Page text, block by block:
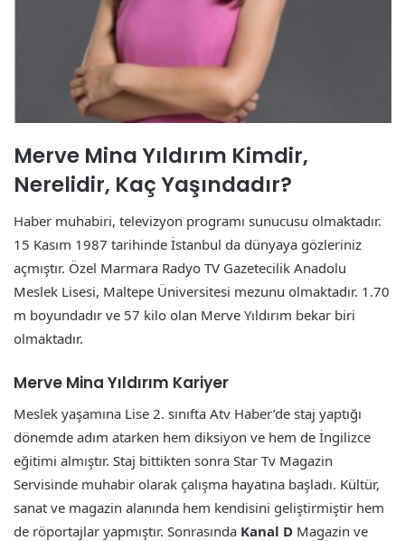
Merve Mina Yıldırım Kimdir,
Nerelidir, Kaç Yaşındadır?
Haber muhabiri, televizyon programı sunucusu olmaktadır.
15 Kasım 1987 tarihinde İstanbul da dünyaya gözleriniz
açmıştır. Özel Marmara Radyo TV Gazetecilik Anadolu
Meslek Lisesi, Maltepe Üniversitesi mezunu olmaktadır. 1.70
m boyundadır ve 57 kilo olan Merve Yıldırım bekar biri
olmaktadır.
Merve Mina Yıldırım Kariyer
Meslek yaşamına Lise 2. sınıfta Atv Haber’de staj yaptığı
dönemde adım atarken hem diksiyon ve hem de İngilizce
eğitimi almıştır. Staj bittikten sonra Star Tv Magazin
Servisinde muhabir olarak çalışma hayatına başladı. Kültür,
sanat ve magazin alanında hem kendisini geliştirmiştir hem
de röportajlar yapmıştır. Sonrasında Kanal D Magazin ve